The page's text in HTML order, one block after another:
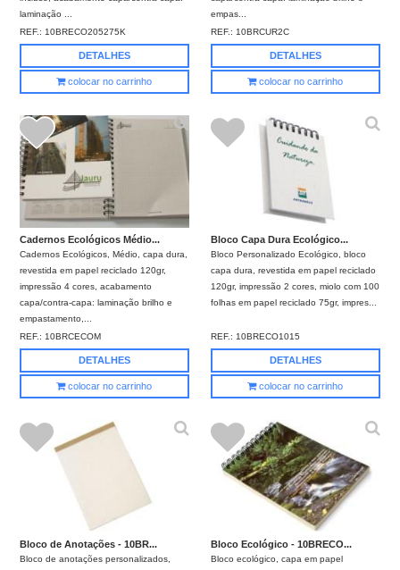
laminação ...
REF.: 10BRECO205275K
DETALHES
colocar no carrinho
empas...
REF.: 10BRCUR2C
DETALHES
colocar no carrinho
Cadernos Ecológicos Médio...
Cadernos Ecológicos, Médio, capa dura,
revestida em papel reciclado 120gr,
impressão 4 cores, acabamento
capa/contra-capa: laminação brilho e
empastamento,...
REF.: 10BRCECOM
DETALHES
colocar no carrinho
Bloco Capa Dura Ecológico...
Bloco Personalizado Ecológico, bloco
capa dura, revestida em papel reciclado
120gr, impressão 2 cores, miolo com 100
folhas em papel reciclado 75gr, impres...
REF.: 10BRECO1015
DETALHES
colocar no carrinho
Bloco de Anotações - 10BR...
Bloco de anotações personalizados,
Bloco Ecológico - 10BRECO...
Bloco ecológico, capa em papel